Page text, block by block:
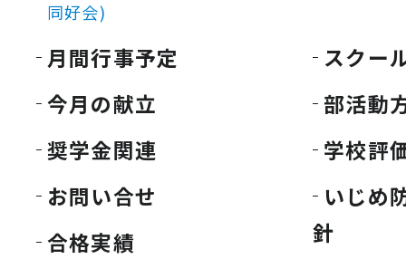
同好会)
月間行事予定
今月の献立
奨学金関連
お問い合せ
合格実績
スクー
部活動
学校評
いじめ
針